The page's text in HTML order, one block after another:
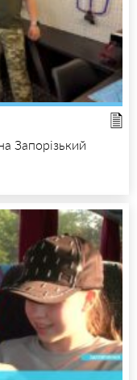
Запорізький